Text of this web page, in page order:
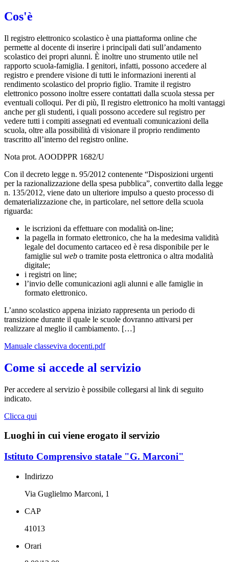
Cos'è
Il registro elettronico scolastico è una piattaforma online che
permette al docente di inserire i principali dati sull’andamento
scolastico dei propri alunni. È inoltre uno strumento utile nel
rapporto scuola-famiglia. I genitori, infatti, possono accedere al
registro e prendere visione di tutti le informazioni inerenti al
rendimento scolastico del proprio figlio. Tramite il registro
elettronico possono inoltre essere contattati dalla scuola stessa per
eventuali colloqui. Per di più, Il registro elettronico ha molti vantaggi
anche per gli studenti, i quali possono accedere sul registro per
vedere tutti i compiti assegnati ed eventuali comunicazioni della
scuola, oltre alla possibilità di visionare il proprio rendimento
trascritto all’interno del registro online.
Nota prot. AOODPPR 1682/U
Con il decreto legge n. 95/2012 contenente “Disposizioni urgenti
per la razionalizzazione della spesa pubblica”, convertito dalla legge
n. 135/2012, viene dato un ulteriore impulso a questo processo di
dematerializzazione che, in particolare, nel settore della scuola
riguarda:
le iscrizioni da effettuare con modalità on-line;
la pagella in formato elettronico, che ha la medesima validità
legale del documento cartaceo ed è resa disponibile per le
famiglie sul web o tramite posta elettronica o altra modalità
digitale;
i registri on line;
l’invio delle comunicazioni agli alunni e alle famiglie in
formato elettronico.
L’anno scolastico appena iniziato rappresenta un periodo di
transizione durante il quale le scuole dovranno attivarsi per
realizzare al meglio il cambiamento. […]
Manuale classeviva docenti.pdf
Come si accede al servizio
Per accedere al servizio è possibile collegarsi al link di seguito
indicato.
Clicca qui
Luoghi in cui viene erogato il servizio
Istituto Comprensivo statale "G. Marconi"
Indirizzo
Via Guglielmo Marconi, 1
CAP
41013
Orari